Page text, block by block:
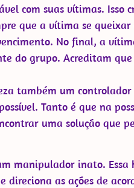
com suas vítimas.
que a vítima se
No final, a
do grupo. Acreditam
também um
Tanto é que na
uma solução que
manipulador inato.
direciona as ações de